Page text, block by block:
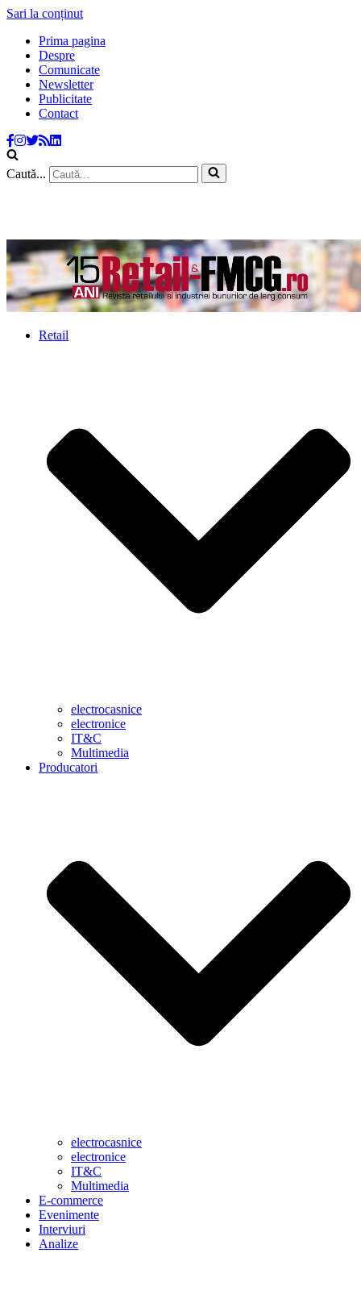
Sari la conținut
Prima pagina
Despre
Comunicate
Newsletter
Publicitate
Contact
Caută...
Retail
electrocasnice
electronice
IT&C
Multimedia
Producatori
electrocasnice
electronice
IT&C
Multimedia
E-commerce
Evenimente
Interviuri
Analize